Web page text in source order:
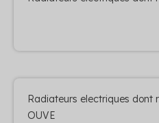
Radiateurs electriques dont
OUVE